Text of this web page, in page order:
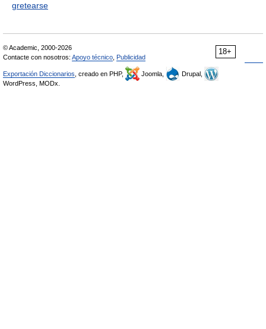
gretearse
18+
© Academic, 2000-2026
Contacte con nosotros: Apoyo técnico Publicidad
Exportación Diccionarios , creado en PHP, Joomla,
Drupal,
WordPress, MODx.